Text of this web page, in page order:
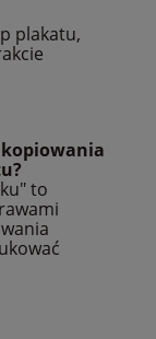
plakatu,
kopiowania
to